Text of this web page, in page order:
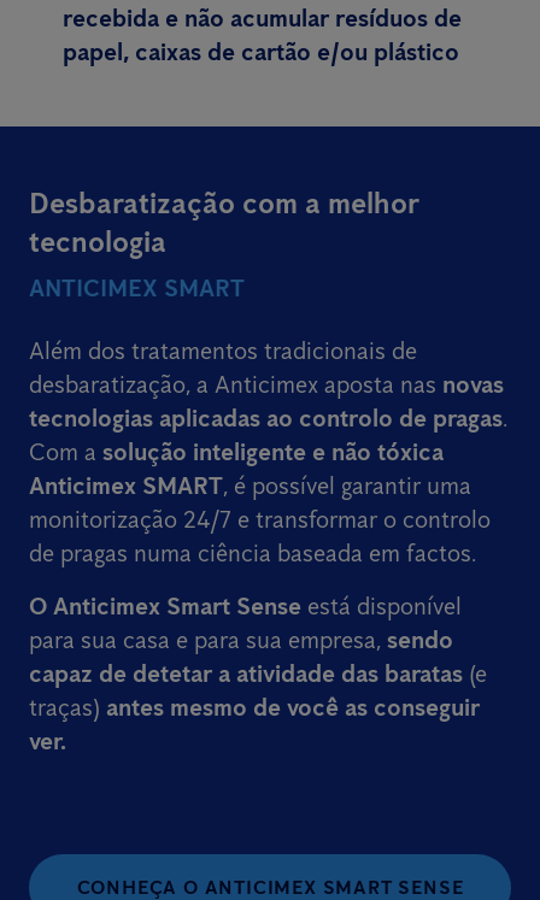
recebida e não acumular resíduos de
papel, caixas de cartão e/ou plástico
Desbaratização com a melhor
tecnologia
ANTICIMEX SMART
Além dos tratamentos tradicionais de
desbaratização, a Anticimex aposta nas novas
tecnologias aplicadas ao controlo de pragas.
Com a solução inteligente e não tóxica
Anticimex SMART, é possível garantir uma
monitorização 24/7 e transformar o controlo
de pragas numa ciência baseada em factos.
O Anticimex Smart Sense está disponível
para sua casa e para sua empresa, sendo
capaz de detetar a atividade das baratas (e
traças) antes mesmo de você as conseguir
ver.
CONHEÇA O ANTICIMEX SMART SENSE